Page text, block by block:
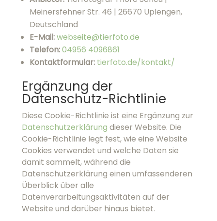
Kontaktformular: tierfoto.de/kontakt/
Ergänzung der Datenschutz-
Richtlinie
Diese Cookie-Richtlinie ist eine Ergänzung zur
Cookie-Richtlinie legt fest, wie eine Website
Cookies verwendet und welche Daten sie damit
sammelt, während die Datenschutzerklärung
einen umfassenderen Überblick über alle
Datenverarbeitungsaktivitäten auf der Website
und darüber hinaus bietet.
Was sind Cookies und ähnliche
Technologien?
Cookies sind kleine Einheiten von
Informationen, ähnlich wie Textdateien, die auf